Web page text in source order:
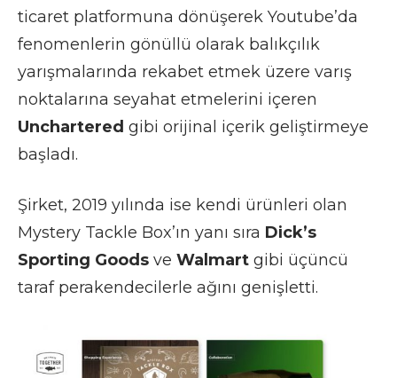
ticaret platformuna dönüşerek Youtube’da
fenomenlerin gönüllü olarak balıkçılık
yarışmalarında rekabet etmek üzere varış
noktalarına seyahat etmelerini içeren
Unchartered gibi orijinal içerik geliştirmeye
başladı.
Şirket, 2019 yılında ise kendi ürünleri olan
Mystery Tackle Box’ın yanı sıra Dick’s
Sporting Goods ve Walmart gibi üçüncü
taraf perakendecilerle ağını genişletti.